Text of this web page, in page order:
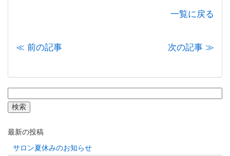
一覧に戻る
≪ 前の記事 次の記事 ≫
検
索:
最新の投稿
サロン夏休みのお知らせ